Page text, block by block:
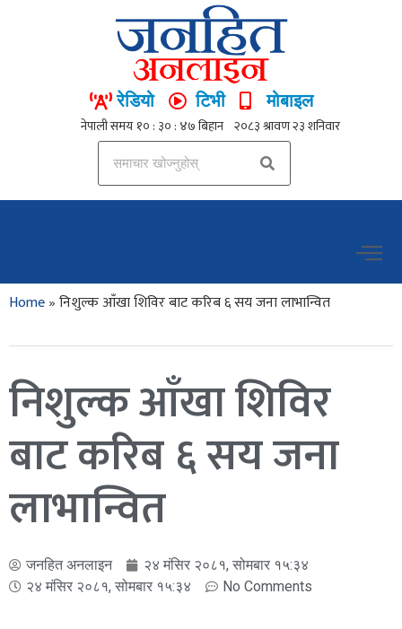
रेडियो टिभी मोबाइल
Home»निशुल्क आँखा शिविर बाट करिब ६ सय जना लाभान्वित
निशुल्क आँखा शिविर
बाट करिब ६ सय जना
लाभान्वित
जनहित अनलाइन
२४ मंसिर २०८१, सोमबार १५:३४
२४ मंसिर २०८१, सोमबार १५:३४
No Comments